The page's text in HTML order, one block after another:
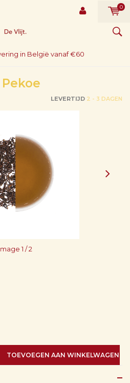
0
in België vanaf €60
LEVERTIJD 2 - 3 DAGEN
1 / 2
TOEVOEGEN AAN WINKELWAGEN